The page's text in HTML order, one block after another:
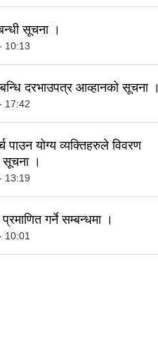
सूचना ।
10:13
दरभाउपत्र आव्हानको सूचना ।
17:42
पाउन योग्य व्यक्तिहरुले विवरण
सूचना ।
13:19
गर्ने सम्बन्धमा ।
10:01